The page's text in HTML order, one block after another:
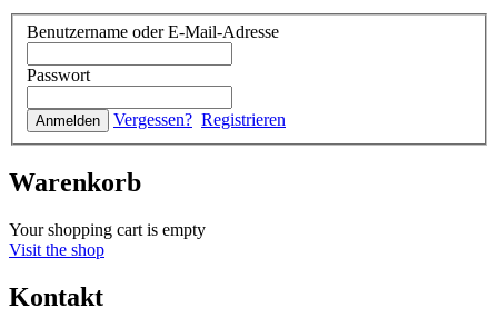
Benutzername oder E-Mail-Adresse
Passwort
Vergessen? Registrieren
Warenkorb
Your shopping cart is empty
Visit the shop
Kontakt